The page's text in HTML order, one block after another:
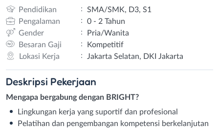
Pendidikan :
SMA/SMK, D3, S1
Pengalaman
:
0 - 2 Tahun
Gender
:
Pria/Wanita
Besaran Gaji
:
Kompetitif
Lokasi Kerja
: Jakarta Selatan, DKI Jakarta
Deskripsi Pekerjaan
Mengapa bergabung dengan BRIGHT?
Lingkungan kerja yang suportif dan profesional
Pelatihan dan pengembangan kompetensi berkelanjutan